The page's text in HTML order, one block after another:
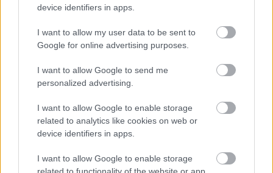
device identifiers in apps.
I want to allow my user data to be sent to
Google for online advertising purposes.
I want to allow Google to send me
personalized advertising.
I want to allow Google to enable storage
related to analytics like cookies on web or
device identifiers in apps.
I want to allow Google to enable storage
related to functionality of the website or app.
– Jeg synes det er viktig at idretten tar sin del av
av oss idrettsprofiler får svært mye
oppmerksomhet gjennom både redaksjonelle og
sosiale medier. Vi kan bidra til å få fokus på viktige
områder, slike som ytringsfrihet og
noe tvang rettet mot idrettsutøvere. Det må
komme fra hjertet, samt være noe som man
brenner for. Det gjør jeg. Derfor støtter jeg
Amnesty i sitt viktige arbeid for å styrke
ytringsfriheten over hele verden.